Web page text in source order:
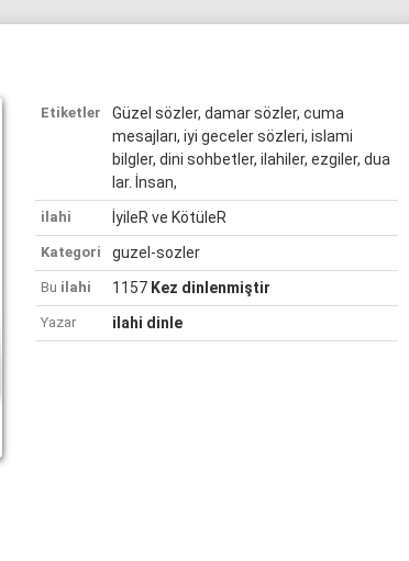
Etiketler
Güzel sözler, damar sözler, cuma
mesajları, iyi geceler sözleri, islami
bilgler, dini sohbetler, ilahiler, ezgiler, dua
lar. İnsan,
ilahi İyileR ve KötüleR
Kategori guzel-sozler
Bu ilahi 1157 Kez dinlenmiştir
Yazar ilahi dinle